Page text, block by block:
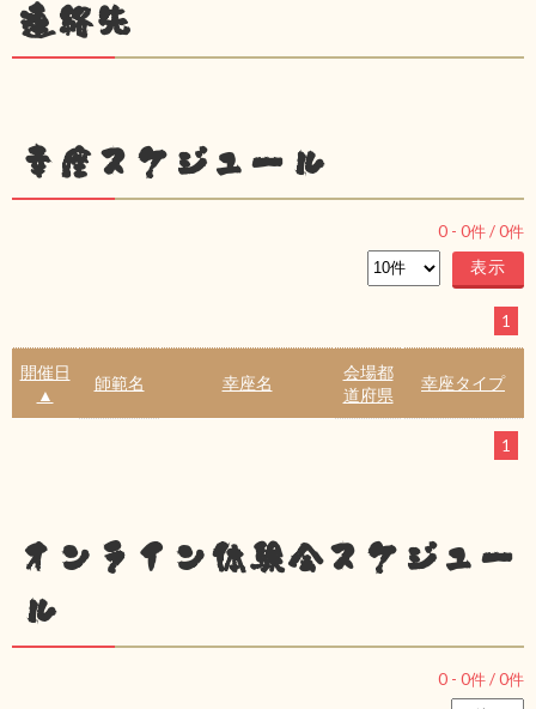
連絡先
幸座スケジュール
0 - 0件 /0件
1
開催日
▲
師範名 幸座名
会場都
道府県
幸座タイプ
1
オンライン体験会スケジュー
ル
0 - 0件 /0件